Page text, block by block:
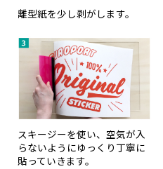
離型紙を少し剥がします。
スキージーを使い、空気が入
らないようにゆっくり丁寧に
貼っていきます。